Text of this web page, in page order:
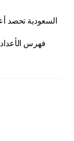
السعودية تحصد
فهرس الأعداد 2025